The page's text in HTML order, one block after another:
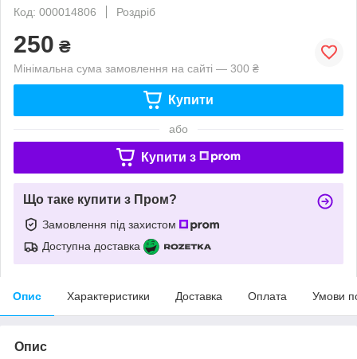
Код: 000014806
Роздріб
250 ₴
Мінімальна сума замовлення на сайті — 300 ₴
Купити
або
Купити з
Що таке купити з Пром?
Замовлення під захистом
Доступна доставка
Опис Характеристики Доставка Оплата Умови
Опис